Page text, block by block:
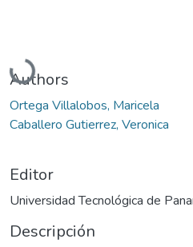
Cargando...
Authors
Ortega Villalobos, Maricela
Caballero Gutierrez, Veronica
Editor
Universidad Tecnológica de
Descripción